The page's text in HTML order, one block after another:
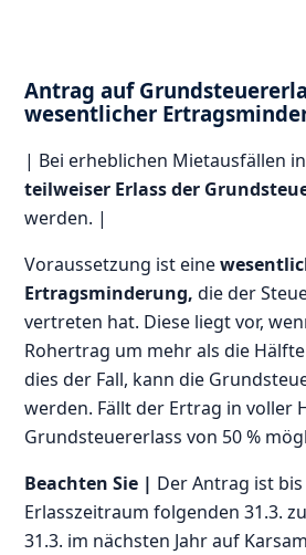
Antrag auf
wesentlicher
| Bei erheblichen Mietausfällen
teilweiser Erlass der
werden. |
Voraussetzung ist eine
Ertragsminderung, die der
vertreten hat. Diese liegt vor,
Rohertrag um mehr als die
dies der Fall, kann die
werden. Fällt der Ertrag in voller
Grundsteuererlass von 50 %
Beachten Sie | Der Antrag ist
Erlasszeitraum folgenden 31.3.
31.3. im nächsten Jahr auf